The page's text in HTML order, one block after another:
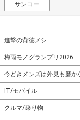
サンコー
進撃の背徳メシ
梅雨モノグランプリ2026
今どきメンズは外見も磨か
IT/モバイル
クルマ/乗り物